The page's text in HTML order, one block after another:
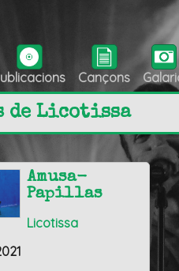
Cançons
de Licotissa
Amusa-
Papillas
Licotissa